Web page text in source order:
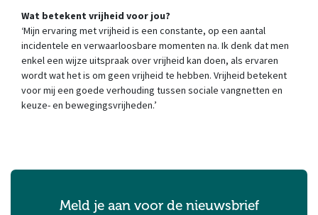
Wat betekent vrijheid voor jou?
‘Mijn ervaring met vrijheid is een constante, op een aantal
incidentele en verwaarloosbare momenten na. Ik denk dat men
enkel een wijze uitspraak over vrijheid kan doen, als ervaren
wordt wat het is om geen vrijheid te hebben. Vrijheid betekent
voor mij een goede verhouding tussen sociale vangnetten en
keuze- en bewegingsvrijheden.’
Meld je aan voor de nieuwsbrief